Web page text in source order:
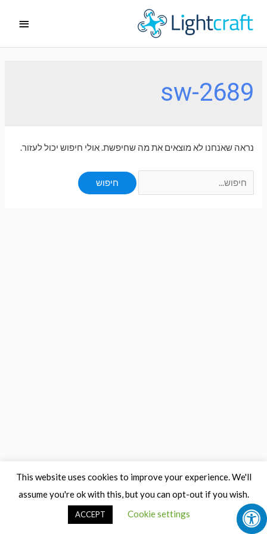
לתוכן
ראשי
sw-2689
נראה שאנחנו לא מוצאים את מה שחיפשת. אולי חיפוש יכול לעזור.
for:
This website uses cookies to improve your experience. We'll
assume you're ok with this, but you can opt-out if you wish.
Cookie settings
ACCEPT